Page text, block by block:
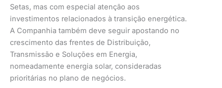
Setas, mas com especial atenção aos
investimentos relacionados à transição energética.
A Companhia também deve seguir apostando no
crescimento das frentes de Distribuição,
Transmissão e Soluções em Energia,
nomeadamente energia solar, consideradas
prioritárias no plano de negócios.